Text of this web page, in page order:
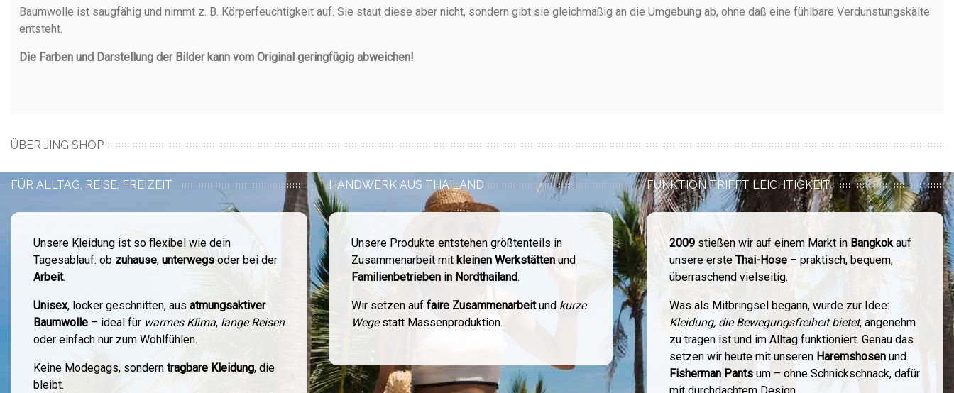
Baumwolle ist saugfähig und nimmt z. B. Körperfeuchtigkeit auf. Sie staut diese aber nicht, sondern gibt sie gleichmäßig an die Umgebung ab, ohne daß eine fühlbare Verdunstungskälte
entsteht.
Die Farben und Darstellung der Bilder kann vom Original geringfügig abweichen!
ÜBER JING SHOP
FÜR ALLTAG, REISE, FREIZEIT
Unsere Kleidung ist so flexibel wie dein
Tagesablauf: ob zuhause, unterwegs oder bei der
Arbeit.
Unisex, locker geschnitten, aus atmungsaktiver
Baumwolle – ideal für warmes Klima, lange Reisen
oder einfach nur zum Wohlfühlen.
Keine Modegags, sondern tragbare Kleidung, die
bleibt.
HANDWERK AUS THAILAND
Unsere Produkte entstehen größtenteils in
Zusammenarbeit mit kleinen Werkstättenund
Familienbetrieben in Nordthailand.
Wir setzen auf faire Zusammenarbeitund kurze
Wegestatt Massenproduktion.
FUNKTION TRIFFT LEICHTIGKEIT
2009stießen wir auf einem Markt in Bangkokauf
unsere erste Thai-Hose– praktisch, bequem,
überraschend vielseitig.
Was als Mitbringsel begann, wurde zur Idee:
Kleidung, die Bewegungsfreiheit bietet, angenehm
zu tragen ist und im Alltag funktioniert. Genau das
setzen wir heute mit unseren Haremshosenund
Fisherman Pantsum – ohne Schnickschnack, dafür